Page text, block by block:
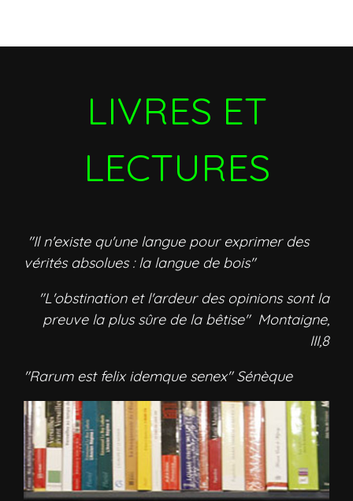
LIVRES ET
LECTURES
"Il n'existe qu'une langue pour exprimer des
vérités absolues : la langue de bois"
"L'obstination et l'ardeur des opinions sont la
preuve la plus sûre de la bêtise" Montaigne,
III,8
"Rarum est felix idemque senex" Sénèque